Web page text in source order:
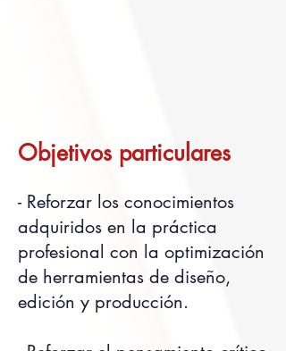
Objetivos particulares
- Reforzar los conocimientos
adquiridos en la práctica
profesional con la optimización
de herramientas de diseño,
edición y producción.